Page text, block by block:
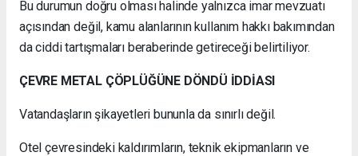
Bu durumun doğru olması halinde yalnızca imar mevzuatı
açısından değil, kamu alanlarının kullanım hakkı bakımından
da ciddi tartışmaları beraberinde getireceği belirtiliyor.
ÇEVRE METAL ÇÖPLÜĞÜNE DÖNDÜ İDDİASI
Vatandaşların şikayetleri bununla da sınırlı değil.
Otel çevresindeki kaldırımların, teknik ekipmanların ve